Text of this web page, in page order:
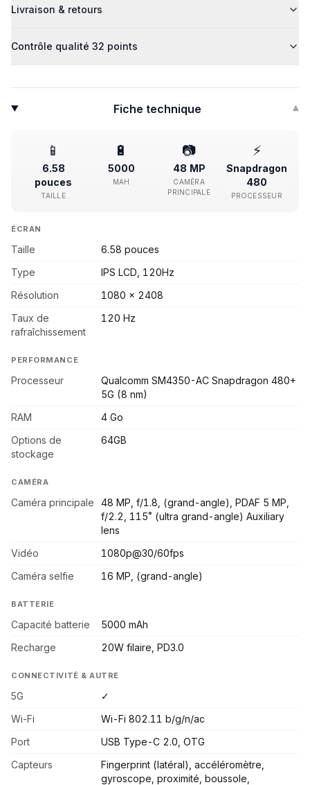
Livraison & retours
Contrôle qualité 32 points
Fiche technique ▾
📱
6.58
pouces
TAILLE
🔋
5000
MAH
📷
48 MP
CAMÉRA
PRINCIPALE
⚡
Snapdragon
480
PROCESSEUR
ÉCRAN
Taille
6.58 pouces
Type
IPS LCD, 120Hz
Résolution
1080 x 2408
Taux de
rafraîchissement
120 Hz
PERFORMANCE
Processeur
Qualcomm SM4350-AC Snapdragon 480+
5G (8 nm)
RAM
4 Go
Options de
stockage
64GB
CAMÉRA
Caméra principale
48 MP, f/1.8, (grand-angle), PDAF 5 MP,
f/2.2, 115˚ (ultra grand-angle) Auxiliary
lens
Vidéo
1080p@30/60fps
Caméra selfie
16 MP, (grand-angle)
BATTERIE
Capacité batterie
5000 mAh
Recharge
20W filaire, PD3.0
CONNECTIVITÉ & AUTRE
5G
✓
Wi-Fi
Wi-Fi 802.11 b/g/n/ac
Port
USB Type-C 2.0, OTG
Capteurs
Fingerprint (latéral), accéléromètre,
gyroscope, proximité, boussole,